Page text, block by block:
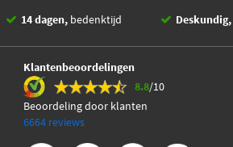
14 dagen, bedenktijd Deskundig,
Klantenbeoordelingen
8.8/10
Beoordeling door klanten
6664 reviews